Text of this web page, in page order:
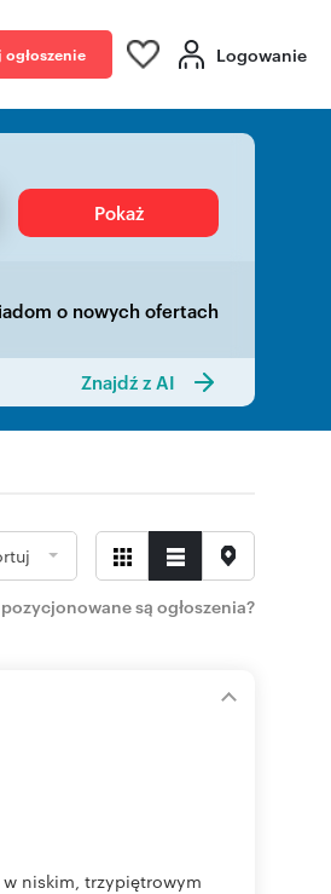
ogłoszenie Logowanie
Pokaż
o nowych ofertach
Znajdź z AI
są ogłoszenia?
niskim, trzypiętrowym